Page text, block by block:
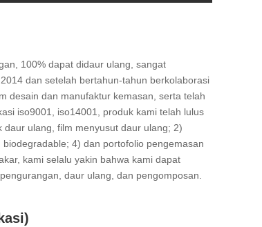
100% dapat didaur ulang, sangat
dan setelah bertahun-tahun berkolaborasi
desain dan manufaktur kemasan, serta telah
iso9001, iso14001, produk kami telah lulus
ulang, film menyusut daur ulang; 2)
4) dan portofolio pengemasan
kami selalu yakin bahwa kami dapat
daur ulang, dan pengomposan.